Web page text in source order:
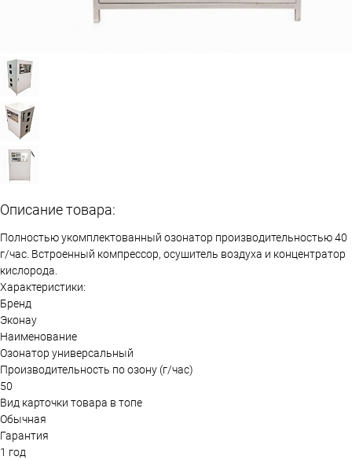
Описание товара:
Полностью укомплектованный озонатор производительностью 40
г/час. Встроенный компрессор, осушитель воздуха и концентратор
кислорода.
Характеристики:
Бренд
Эконау
Наименование
Озонатор универсальный
Производительность по озону (г/час)
50
Вид карточки товара в топе
Обычная
Гарантия
1 год